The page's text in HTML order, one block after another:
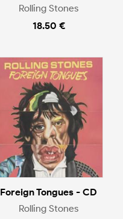
Rolling Stones
18.50 €
Foreign Tongues - CD
Rolling Stones